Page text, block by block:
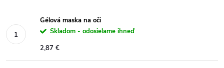
Gélová maska ​​na oči
Skladom - odosielame ihneď
2,87 €